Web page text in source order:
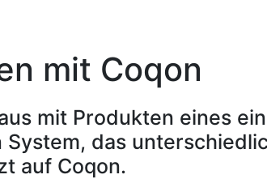
mit Coqon
mit Produkten eines
das
auf Coqon.